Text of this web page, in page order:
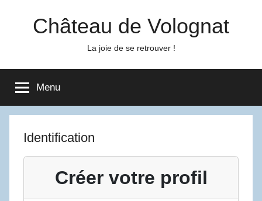
Château de Volognat
La joie de se retrouver !
Menu
Identification
Créer votre profil